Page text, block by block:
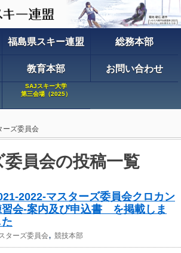
福島県スキー連盟 総務本部
教育本部 お問い合わせ
SAJスキー大学
第三会場（2025）
ーズ委員会
員会の投稿一覧
2022-マスターズ委員会クロカン
習会-案内及び申込書 を掲載しま
た
ターズ委員会, 競技本部